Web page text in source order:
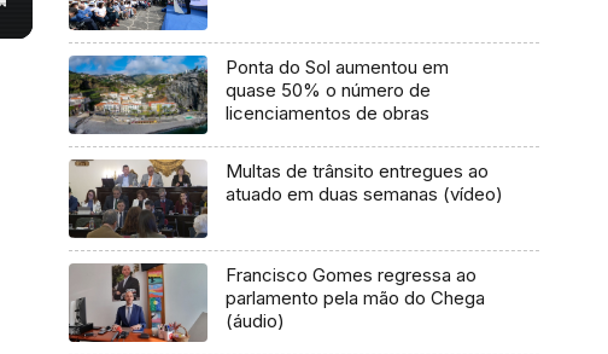
Ponta do Sol aumentou em
quase 50% o número de
licenciamentos de obras
Multas de trânsito entregues ao
atuado em duas semanas (vídeo)
Francisco Gomes regressa ao
parlamento pela mão do Chega
(áudio)